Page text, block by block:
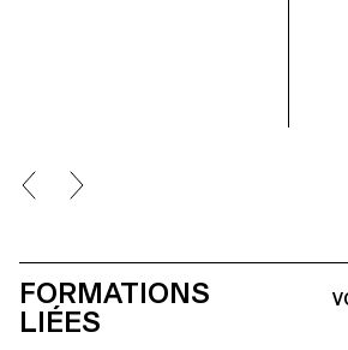
FORMATIONS
LIÉES